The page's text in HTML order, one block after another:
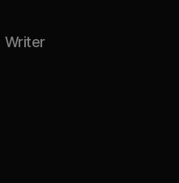
Writer